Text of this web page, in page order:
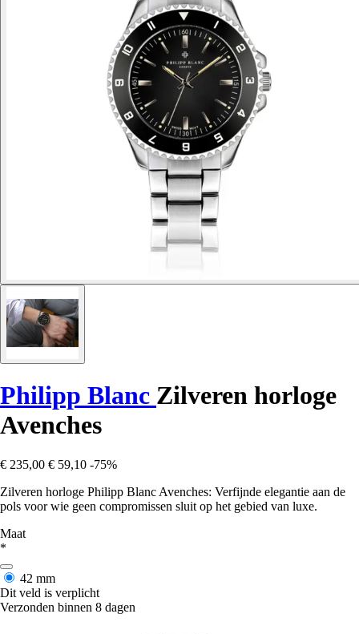
Philipp Blanc Zilveren horloge
Avenches
€ 235,00 € 59,10 -75%
Zilveren horloge Philipp Blanc Avenches: Verfijnde elegantie aan de
pols voor wie geen compromissen sluit op het gebied van luxe.
Maat
*
42 mm
Dit veld is verplicht
Verzonden binnen 8 dagen